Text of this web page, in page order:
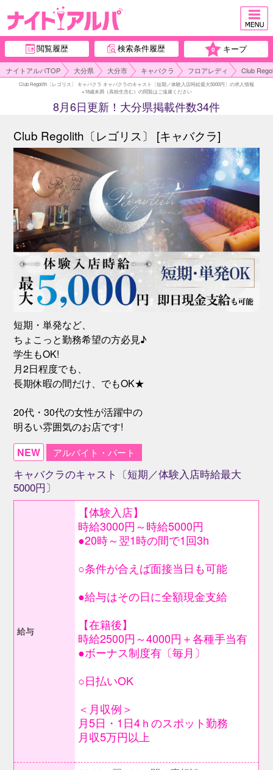
閲覧履歴 検索条件履歴 0 キープ
ナイトアルパTOP 大分県 大分市 キャバクラ フロアレディ Club
Club Regolith〔レゴリス〕 キャバクラ キャバクラのキャスト〔短期／体験入店時給最大5000円〕の求人情報
※18歳未満（高校生含む）の閲覧はご遠慮ください
8月6日更新！大分県掲載件数34件
Club Regolith〔レゴリス〕 [キャバクラ]
短期・単発など、
ちょこっと勤務希望の方必見♪
学生もOK!
月2日程度でも、
長期休暇の間だけ、でもOK★
20代・30代の女性が活躍中の
明るい雰囲気のお店です!
NEW
アルバイト・パート
キャバクラのキャスト〔短期／体験入店時給最大
5000円〕
給与
【体験入店】
時給3000円～時給5000円
●20時～翌1時の間で1回3h
○条件が合えば面接当日も可能
●給与はその日に全額現金支給
【在籍後】
時給2500円～4000円＋各種手当有
●ボーナス制度有〔毎月〕
○日払いOK
＜月収例＞
月5日・1日4ｈのスポット勤務
月収5万円以上